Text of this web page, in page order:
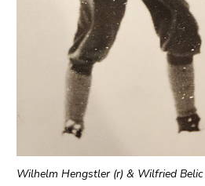
Wilhelm Hengstler (r) & Wilfried